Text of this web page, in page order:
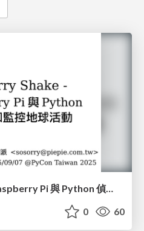
Raspberry Shake - 用 Raspberry Pi 與 Python 偵測地震和監控地球活動
0 60